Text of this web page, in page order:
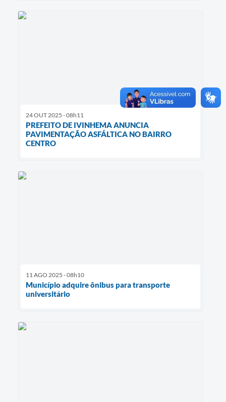
24 OUT 2025 - 08h11
PREFEITO DE IVINHEMA ANUNCIA
PAVIMENTAÇÃO ASFÁLTICA NO BAIRRO
CENTRO
11 AGO 2025 - 08h10
Município adquire ônibus para transporte
universitário